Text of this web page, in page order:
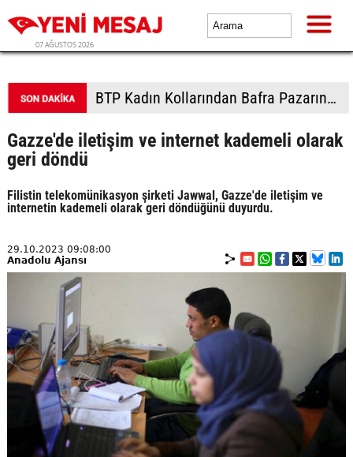
07 AĞUSTOS 2026
BTP Kadın Kollarından Bafra Pazarında dev üye hamlesi
Gazze'de iletişim ve internet kademeli olarak
geri döndü
Filistin telekomünikasyon şirketi Jawwal, Gazze'de iletişim ve
internetin kademeli olarak geri döndüğünü duyurdu.
29.10.2023 09:08:00
Anadolu Ajansı